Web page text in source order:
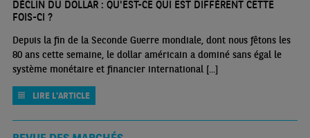
DÉCLIN DU DOLLAR : QU'EST-CE QUI EST DIFFÉRENT CETTE
FOIS-CI ?
Depuis la fin de la Seconde Guerre mondiale, dont nous fêtons les
80 ans cette semaine, le dollar américain a dominé sans égal le
système monétaire et financier international [...]
LIRE L'ARTICLE